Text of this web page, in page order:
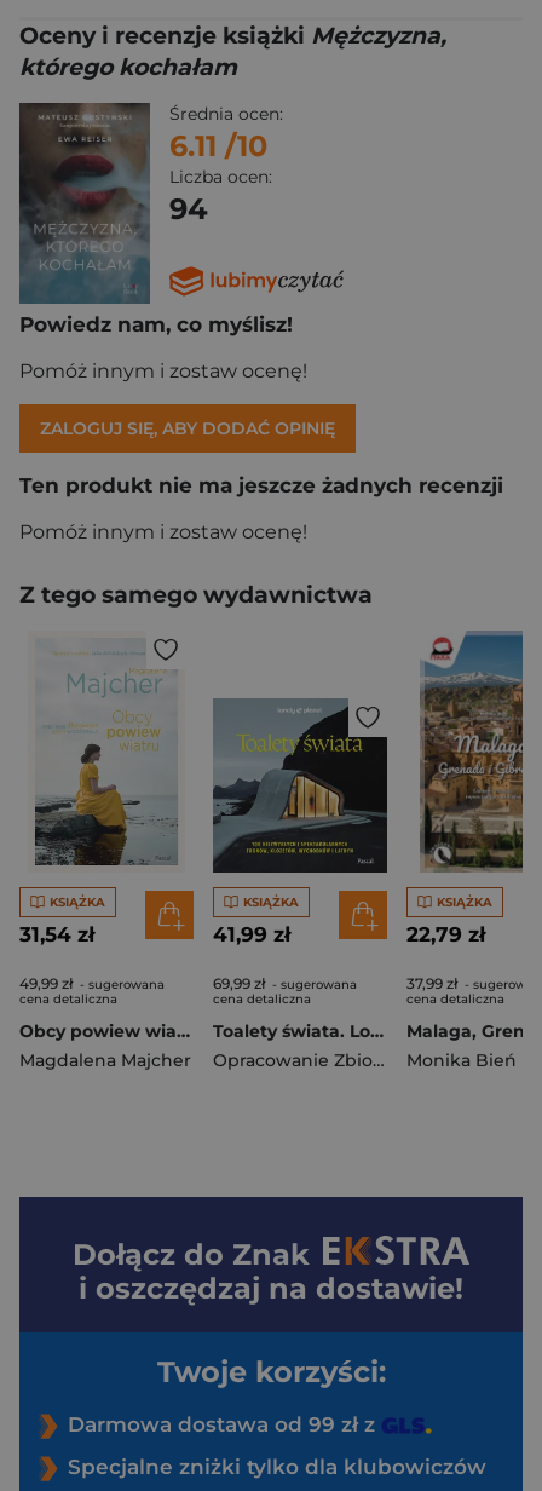
Oceny i recenzje książki Mężczyzna,
którego kochałam
Średnia ocen:
6.11 /10
Liczba ocen:
94
Powiedz nam, co myślisz!
Pomóż innym i zostaw ocenę!
ZALOGUJ SIĘ, ABY DODAĆ OPINIĘ
Ten produkt nie ma jeszcze żadnych recenzji
Pomóż innym i zostaw ocenę!
Z tego samego wydawnictwa
KSIĄŻKA
31,54 zł
49,99 zł - sugerowana
cena detaliczna
Obcy powiew wiatru. Saga nadmorska
Magdalena Majcher
KSIĄŻKA
41,99 zł
69,99 zł - sugerowana
cena detaliczna
Toalety świata. Lonely Planet
Opracowanie Zbiorowe
KSIĄŻKA
22,79 zł
37,99 zł -
cena detaliczna
Monika Bień
Dołącz do Znak
i oszczędzaj na dostawie!
Twoje korzyści:
Darmowa dostawa od 99 zł z
Specjalne zniżki tylko dla klubowiczów